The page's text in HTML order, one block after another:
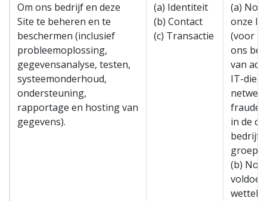
Om ons bedrijf en deze
Site te beheren en te
beschermen (inclusief
probleemoplossing,
gegevensanalyse, testen,
systeemonderhoud,
ondersteuning,
rapportage en hosting van
gegevens).
(a) Identiteit
(b) Contact
(c) Transactie
(a)
onze
(voor
ons
van
IT-
fraude
in de
(b)